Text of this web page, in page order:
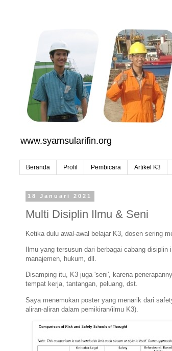
www.syamsularifin.org
Beranda Profil Pembicara Artikel K3
18 Januari 2021
Multi Disiplin Ilmu & Seni
Ketika dulu awal-awal belajar K3, dosen sering
Ilmu yang tersusun dari berbagai cabang
manajemen, hukum, dll.
Disamping itu, K3 juga 'seni', karena
tempat kerja, tantangan, peluang, dst.
Saya menemukan poster yang menarik dari
aliran-aliran dalam pemikiran/ilmu K3).